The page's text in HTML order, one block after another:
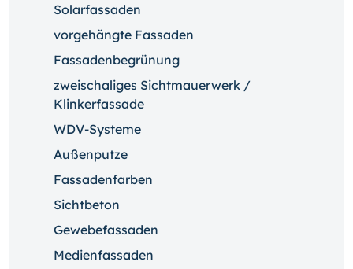
Solarfassaden
vorgehängte Fassaden
Fassadenbegrünung
zweischaliges Sichtmauerwerk /
Klinkerfassade
WDV-Systeme
Außenputze
Fassadenfarben
Sichtbeton
Gewebefassaden
Medienfassaden